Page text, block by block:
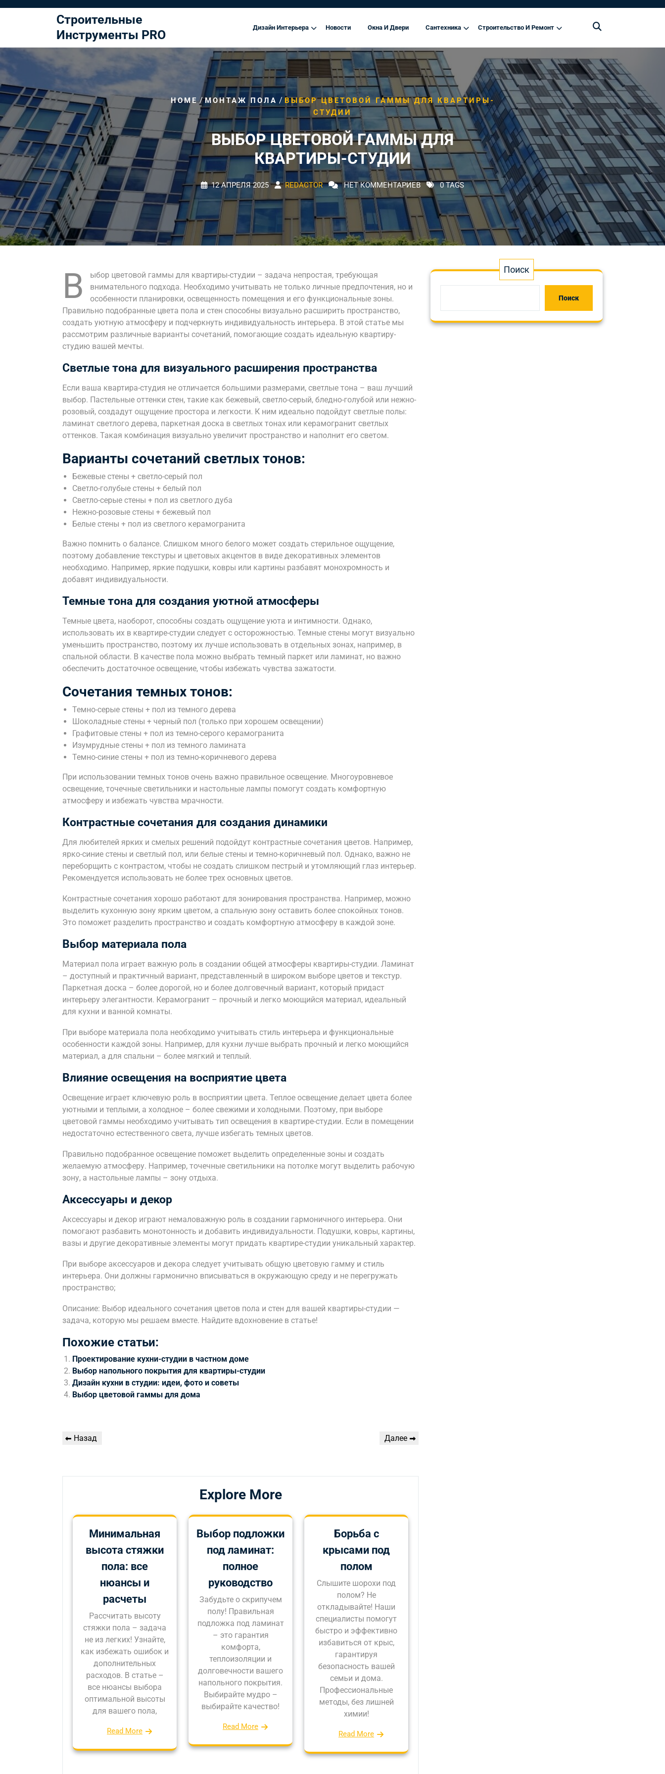
Строительные
Инструменты PRO
Дизайн Интерьера Новости Окна И Двери Сантехника Строительство И Ремонт
HOME/МОНТАЖ ПОЛА / ВЫБОР ЦВЕТОВОЙ ГАММЫ ДЛЯ КВАРТИРЫ-
СТУДИИ
ВЫБОР ЦВЕТОВОЙ ГАММЫ ДЛЯ
КВАРТИРЫ-СТУДИИ
12 АПРЕЛЯ 2025 REDACTOR НЕТ КОММЕНТАРИЕВ 0 TAGS
В
ыбор цветовой гаммы для квартиры-студии – задача непростая, требующая
внимательного подхода. Необходимо учитывать не только личные предпочтения, но и
особенности планировки, освещенность помещения и его функциональные зоны.
Правильно подобранные цвета пола и стен способны визуально расширить пространство,
создать уютную атмосферу и подчеркнуть индивидуальность интерьера. В этой статье мы
рассмотрим различные варианты сочетаний, помогающие создать идеальную квартиру-
студию вашей мечты.
Светлые тона для визуального расширения пространства
Если ваша квартира-студия не отличается большими размерами, светлые тона – ваш лучший
выбор. Пастельные оттенки стен, такие как бежевый, светло-серый, бледно-голубой или нежно-
розовый, создадут ощущение простора и легкости. К ним идеально подойдут светлые полы:
ламинат светлого дерева, паркетная доска в светлых тонах или керамогранит светлых
оттенков. Такая комбинация визуально увеличит пространство и наполнит его светом.
Варианты сочетаний светлых тонов:
Бежевые стены + светло-серый пол
Светло-голубые стены + белый пол
Светло-серые стены + пол из светлого дуба
Нежно-розовые стены + бежевый пол
Белые стены + пол из светлого керамогранита
Важно помнить о балансе. Слишком много белого может создать стерильное ощущение,
поэтому добавление текстуры и цветовых акцентов в виде декоративных элементов
необходимо. Например, яркие подушки, ковры или картины разбавят монохромность и
добавят индивидуальности.
Темные тона для создания уютной атмосферы
Темные цвета, наоборот, способны создать ощущение уюта и интимности. Однако,
использовать их в квартире-студии следует с осторожностью. Темные стены могут визуально
уменьшить пространство, поэтому их лучше использовать в отдельных зонах, например, в
спальной области. В качестве пола можно выбрать темный паркет или ламинат, но важно
обеспечить достаточное освещение, чтобы избежать чувства зажатости.
Сочетания темных тонов:
Темно-серые стены + пол из темного дерева
Шоколадные стены + черный пол (только при хорошем освещении)
Графитовые стены + пол из темно-серого керамогранита
Изумрудные стены + пол из темного ламината
Темно-синие стены + пол из темно-коричневого дерева
При использовании темных тонов очень важно правильное освещение. Многоуровневое
освещение, точечные светильники и настольные лампы помогут создать комфортную
атмосферу и избежать чувства мрачности.
Контрастные сочетания для создания динамики
Для любителей ярких и смелых решений подойдут контрастные сочетания цветов. Например,
ярко-синие стены и светлый пол, или белые стены и темно-коричневый пол. Однако, важно не
переборщить с контрастом, чтобы не создать слишком пестрый и утомляющий глаз интерьер.
Рекомендуется использовать не более трех основных цветов.
Контрастные сочетания хорошо работают для зонирования пространства. Например, можно
выделить кухонную зону ярким цветом, а спальную зону оставить более спокойных тонов.
Это поможет разделить пространство и создать комфортную атмосферу в каждой зоне.
Выбор материала пола
Материал пола играет важную роль в создании общей атмосферы квартиры-студии. Ламинат
– доступный и практичный вариант, представленный в широком выборе цветов и текстур.
Паркетная доска – более дорогой, но и более долговечный вариант, который придаст
интерьеру элегантности. Керамогранит – прочный и легко моющийся материал, идеальный
для кухни и ванной комнаты.
При выборе материала пола необходимо учитывать стиль интерьера и функциональные
особенности каждой зоны. Например, для кухни лучше выбрать прочный и легко моющийся
материал, а для спальни – более мягкий и теплый.
Влияние освещения на восприятие цвета
Освещение играет ключевую роль в восприятии цвета. Теплое освещение делает цвета более
уютными и теплыми, а холодное – более свежими и холодными. Поэтому, при выборе
цветовой гаммы необходимо учитывать тип освещения в квартире-студии. Если в помещении
недостаточно естественного света, лучше избегать темных цветов.
Правильно подобранное освещение поможет выделить определенные зоны и создать
желаемую атмосферу. Например, точечные светильники на потолке могут выделить рабочую
зону, а настольные лампы – зону отдыха.
Аксессуары и декор
Аксессуары и декор играют немаловажную роль в создании гармоничного интерьера. Они
помогают разбавить монотонность и добавить индивидуальности. Подушки, ковры, картины,
вазы и другие декоративные элементы могут придать квартире-студии уникальный характер.
При выборе аксессуаров и декора следует учитывать общую цветовую гамму и стиль
интерьера. Они должны гармонично вписываться в окружающую среду и не перегружать
пространство;
Описание: Выбор идеального сочетания цветов пола и стен для вашей квартиры-студии —
задача, которую мы решаем вместе. Найдите вдохновение в статье!
Похожие статьи:
Проектирование кухни-студии в частном доме
Выбор напольного покрытия для квартиры-студии
Дизайн кухни в студии: идеи, фото и советы
Выбор цветовой гаммы для дома
Навигация
записям
Предыдущая
Назад
Следующая
Далее
Explore More
Минимальная
высота стяжки
пола: все
нюансы и
расчеты
Рассчитать высоту
стяжки пола – задача
не из легких! Узнайте,
как избежать ошибок и
дополнительных
расходов. В статье –
все нюансы выбора
оптимальной высоты
для вашего пола,
Read More
Выбор подложки
под ламинат:
полное
руководство
Забудьте о скрипучем
полу! Правильная
подложка под ламинат
– это гарантия
комфорта,
теплоизоляции и
долговечности вашего
напольного покрытия.
Выбирайте мудро –
выбирайте качество!
Read More
Борьба с
крысами под
полом
Слышите шорохи под
полом? Не
откладывайте! Наши
специалисты помогут
быстро и эффективно
избавиться от крыс,
гарантируя
безопасность вашей
семьи и дома.
Профессиональные
методы, без лишней
химии!
Read More
Поиск
Поиск